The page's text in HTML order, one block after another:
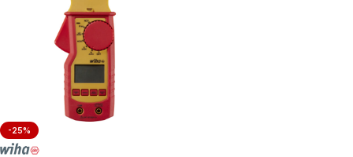
-25%